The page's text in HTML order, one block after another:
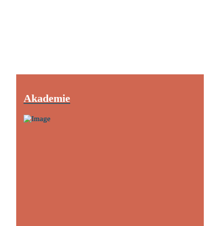
Akademie